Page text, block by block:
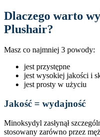
Dlaczego warto
Plushair?
Masz co najmniej 3 powody:
jest przystępne
jest wysokiej jakości i
jest prosty w użyciu
Jakość = wydajność
Minoksydyl zasłynął
stosowany zarówno przez